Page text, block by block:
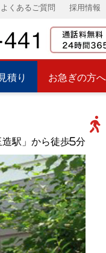
よくあるご質問 採用情報
積り お急ぎの方へ
駅」から徒歩5分